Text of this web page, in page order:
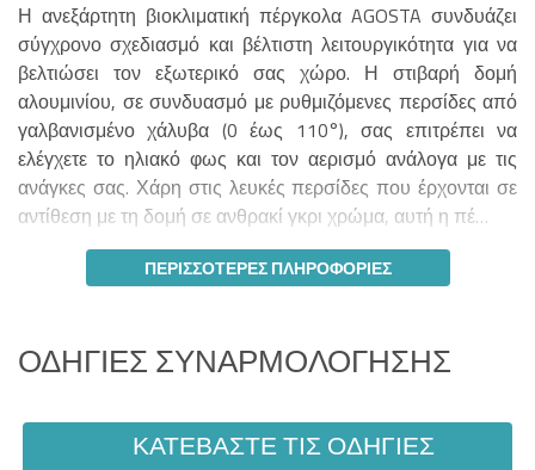
Η ανεξάρτητη βιοκλιματική πέργκολα AGOSTA συνδυάζει
σύγχρονο σχεδιασμό και βέλτιστη λειτουργικότητα για να
βελτιώσει τον εξωτερικό σας χώρο. Η στιβαρή δομή
αλουμινίου, σε συνδυασμό με ρυθμιζόμενες περσίδες από
γαλβανισμένο χάλυβα (0 έως 110°), σας επιτρέπει να
ελέγχετε το ηλιακό φως και τον αερισμό ανάλογα με τις
ανάγκες σας. Χάρη στις λευκές περσίδες που έρχονται σε
αντίθεση με τη δομή σε ανθρακί γκρι χρώμα, αυτή η πέ…
ΠΕΡΙΣΣΌΤΕΡΕΣ ΠΛΗΡΟΦΟΡΊΕΣ
ΟΔΗΓΊΕΣ ΣΥΝΑΡΜΟΛΌΓΗΣΗΣ
ΚΑΤΕΒΆΣΤΕ ΤΙΣ ΟΔΗΓΊΕΣ